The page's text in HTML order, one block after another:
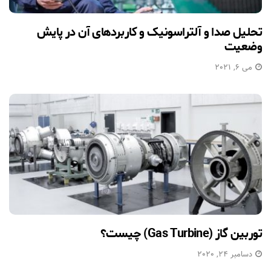
تحلیل صدا و آلتراسونیک و کاربردهای آن در پایش
وضعیت
می 6, 2021
توربین گاز (Gas Turbine) چیست؟
دسامبر 24, 2020